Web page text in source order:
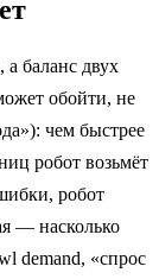
баланс двух
обойти, не
чем быстрее
робот возьмёт
робот
— насколько
demand, «спрос